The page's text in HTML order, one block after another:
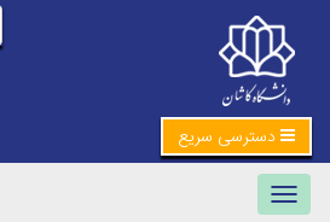
دسترسی سریع
Toggle navigation